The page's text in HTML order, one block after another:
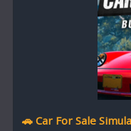
🚗 Car For Sale